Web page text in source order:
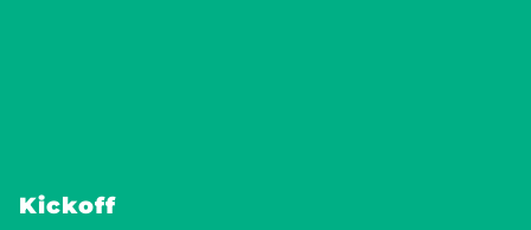
Kickoff